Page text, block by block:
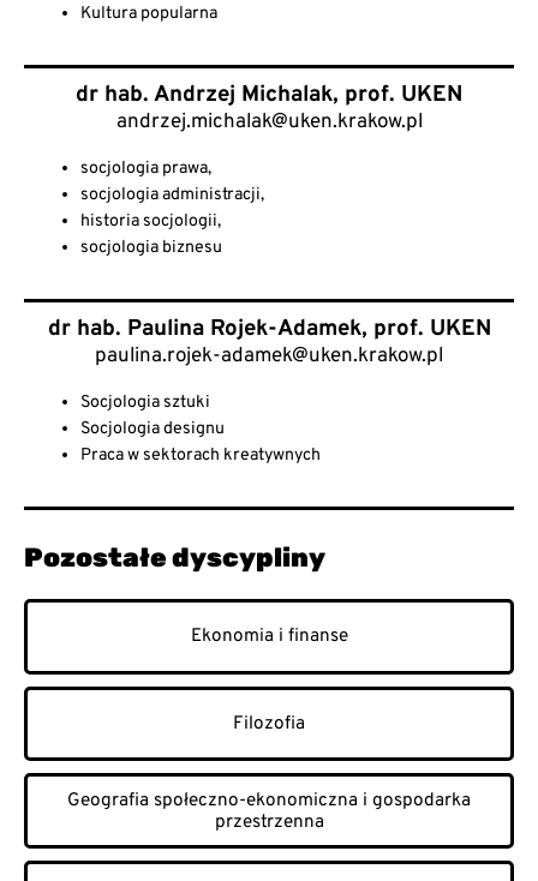
Kultura popularna
dr hab. Andrzej Michalak, prof. UKEN
andrzej.michalak@uken.krakow.pl
socjologia prawa,
socjologia administracji,
historia socjologii,
socjologia biznesu
dr hab. Paulina Rojek-Adamek, prof. UKEN
paulina.rojek-adamek@uken.krakow.pl
Socjologia sztuki
Socjologia designu
Praca w sektorach kreatywnych
Pozostałe dyscypliny
Ekonomia i finanse
Filozofia
Geografia społeczno-ekonomiczna i gospodarka
przestrzenna